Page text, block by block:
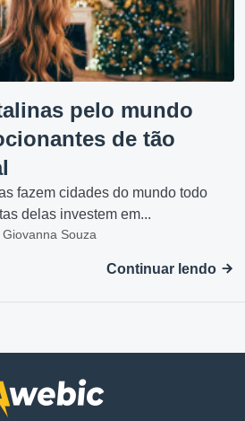
pelo mundo
de tão
fazem cidades do mundo todo
delas investem em...
Souza
Continuar lendo